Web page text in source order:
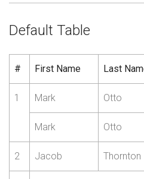
Default Table
# First Name Last
1 Mark Otto
Mark Otto
2 Jacob Thornton